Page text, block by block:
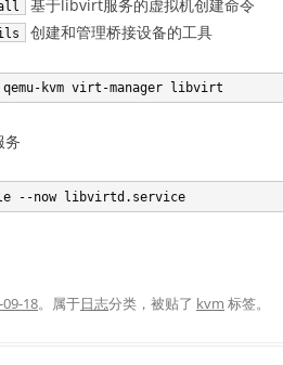
基于libvirt服务的虚拟机创建命令
创建和管理桥接设备的工具
kvm virt-manager libvirt
务
18。属于日志分类，被贴了 kvm 标签。